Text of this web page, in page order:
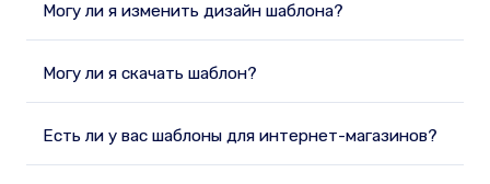
Могу ли я изменить дизайн шаблона?
Могу ли я скачать шаблон?
Есть ли у вас шаблоны для интернет-магазинов?